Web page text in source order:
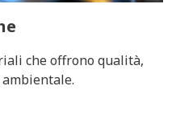
che offrono qualità,